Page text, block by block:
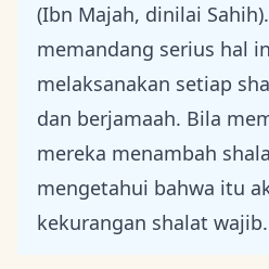
(Ibn Majah, dinilai
memandang serius hal
melaksanakan setiap
dan berjamaah. Bila
mereka menambah
mengetahui bahwa itu
kekurangan shalat wajib.